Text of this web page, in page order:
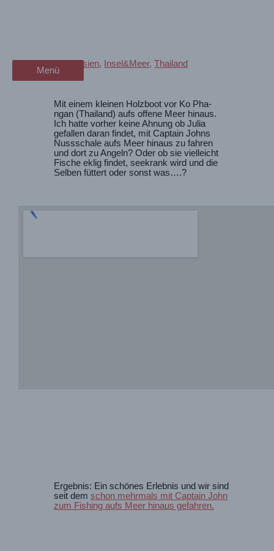
Menü
Menü
Asien, Insel&Meer,Thailand
Mit einem kleinen Holzboot vor Ko Pha-
ngan (Thailand) aufs offene Meer hinaus.
Ich hatte vorher keine Ahnung ob Julia
gefallen daran findet, mit Captain Johns
Nussschale aufs Meer hinaus zu fahren
und dort zu Angeln? Oder ob sie vielleicht
Fische eklig findet, seekrank wird und die
Selben füttert oder sonst was….?
Ergebnis: Ein schönes Erlebnis und wir sind
seit dem schon mehrmals mit Captain John
zum Fishing aufs Meer hinaus gefahren.